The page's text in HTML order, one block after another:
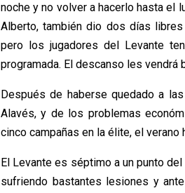
noche y no volver a hacerlo hasta el
Alberto, también dio dos días
pero los jugadores del Levante
programada. El descanso les vendrá
Después de haberse quedado a
Alavés, y de los problemas
cinco campañas en la élite, el
El Levante es séptimo a un punto del
sufriendo bastantes lesiones y